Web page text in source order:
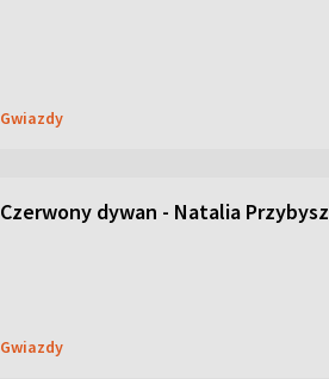
Gwiazdy
Czerwony dywan - Natalia Przybysz
Gwiazdy